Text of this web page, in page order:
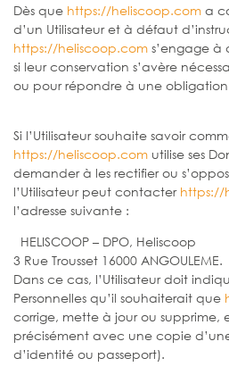
Dès que https://heliscoop.com a
d’un Utilisateur et à défaut
https://heliscoop.com s’engage à
si leur conservation s’avère
ou pour répondre à une
Si l’Utilisateur souhaite savoir
https://heliscoop.com utilise ses
demander à les rectifier ou
l’Utilisateur peut contacter https://
l’adresse suivante :
HELISCOOP – DPO, Heliscoop
3 Rue Trousset 16000 ANGOULEME.
Dans ce cas, l’Utilisateur doit
Personnelles qu’il souhaiterait que
corrige, mette à jour ou supprime,
précisément avec une copie
d’identité ou passeport).